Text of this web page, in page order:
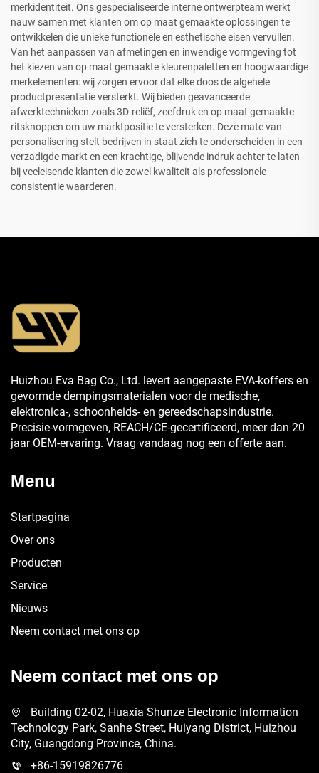
merkidentiteit. Ons gespecialiseerde interne ontwerpteam werkt
nauw samen met klanten om op maat gemaakte oplossingen te
ontwikkelen die unieke functionele en esthetische eisen vervullen.
Van het aanpassen van afmetingen en inwendige vormgeving tot
het kiezen van op maat gemaakte kleurenpaletten en hoogwaardige
merkelementen: wij zorgen ervoor dat elke doos de algehele
productpresentatie versterkt. Wij bieden geavanceerde
afwerktechnieken zoals 3D-reliëf, zeefdruk en op maat gemaakte
ritsknoppen om uw marktpositie te versterken. Deze mate van
personalisering stelt bedrijven in staat zich te onderscheiden in een
verzadigde markt en een krachtige, blijvende indruk achter te laten
bij veeleisende klanten die zowel kwaliteit als professionele
consistentie waarderen.
Huizhou Eva Bag Co., Ltd. levert aangepaste EVA-koffers en
gevormde dempingsmaterialen voor de medische,
elektronica-, schoonheids- en gereedschapsindustrie.
Precisie-vormgeven, REACH/CE-gecertificeerd, meer dan 20
jaar OEM-ervaring. Vraag vandaag nog een offerte aan.
Menu
Startpagina
Over ons
Producten
Service
Nieuws
Neem contact met ons op
Neem contact met ons op
Building 02-02, Huaxia Shunze Electronic Information
Technology Park, Sanhe Street, Huiyang District, Huizhou
City, Guangdong Province, China.
+86-15919826776